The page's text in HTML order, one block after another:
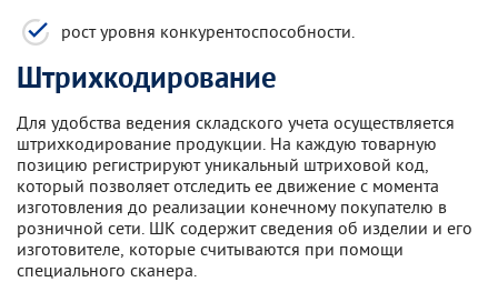
рост уровня конкурентоспособности.
Штрихкодирование
Для удобства ведения складского учета осуществляется
штрихкодирование продукции. На каждую товарную
позицию регистрируют уникальный штриховой код,
который позволяет отследить ее движение с момента
изготовления до реализации конечному покупателю в
розничной сети. ШК содержит сведения об изделии и его
изготовителе, которые считываются при помощи
специального сканера.